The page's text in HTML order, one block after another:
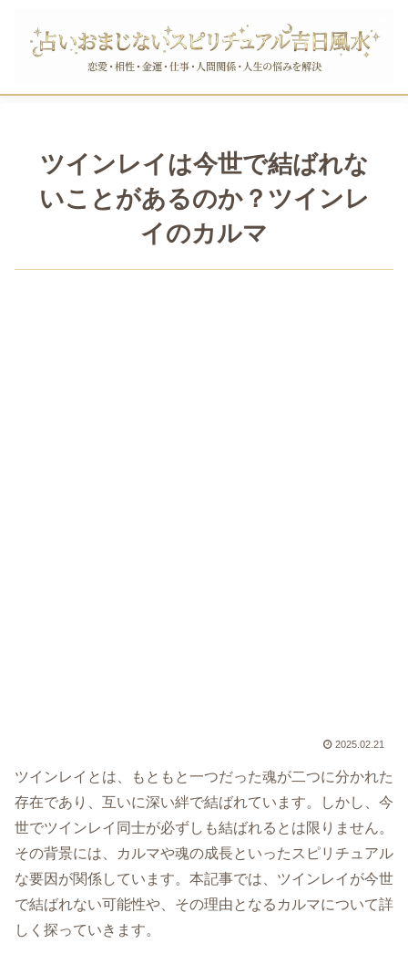
ツインレイは今世で結ばれな
いことがあるのか？ツインレ
イのカルマ
2025.02.21
ツインレイとは、もともと一つだった魂が二つに分かれた
存在であり、互いに深い絆で結ばれています。しかし、今
世でツインレイ同士が必ずしも結ばれるとは限りません。
その背景には、カルマや魂の成長といったスピリチュアル
な要因が関係しています。本記事では、ツインレイが今世
で結ばれない可能性や、その理由となるカルマについて詳
しく探っていきます。